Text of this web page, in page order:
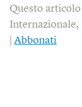
Questo
Internazionale,
Abbonati